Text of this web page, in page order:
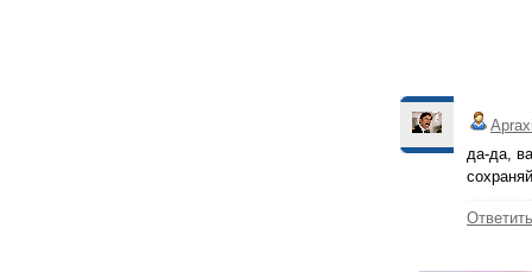
да-да,
Ответить